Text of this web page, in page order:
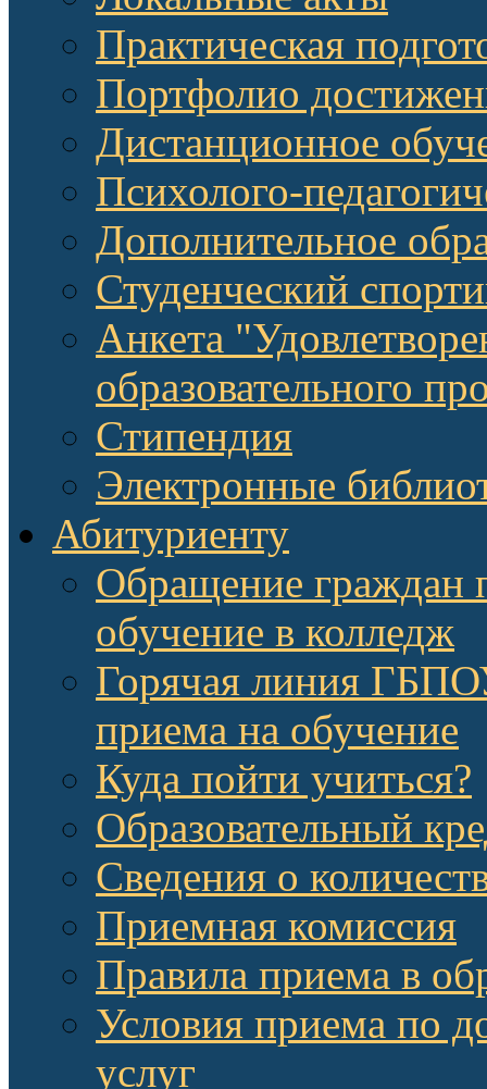
Практическая
Портфолио
Дистанционное
Психолого-
Дополнительное
Студенческий
Анкета
образовательного
Стипендия
Электронные
Абитуриенту
Обращение граждан
обучение в колледж
Горячая линия
приема на обучение
Куда пойти учиться?
Образовательный
Сведения о
Приемная комиссия
Правила приема в
Условия приема по
услуг